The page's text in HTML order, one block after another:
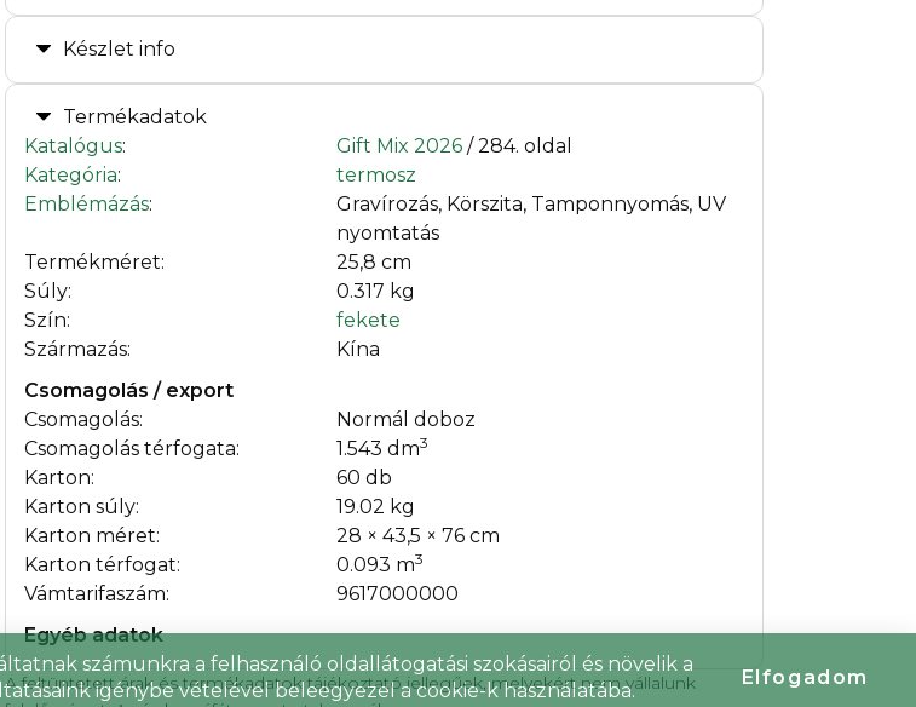
Készlet info
Termékadatok
Katalógus: Gift Mix 2026/ 284. oldal
Kategória:
termosz
Emblémázás:
Gravírozás, Körszita, Tamponnyomás, UV
nyomtatás
Termékméret:
25,8 cm
Súly:
0.317 kg
Szín:
fekete
Származás:
Kína
Csomagolás / export
Csomagolás:
Normál doboz
Csomagolás térfogata:
1.543 dm3
Karton:
60 db
Karton súly:
19.02 kg
Karton méret:
28 × 43,5 × 76 cm
Karton térfogat:
0.093 m3
Vámtarifaszám:
9617000000
Egyéb adatok
A feltüntetett árak és termékadatok tájékoztató jellegűek, melyekért nem vállalunk
számunkra a felhasználó oldallátogatási szokásairól és növelik a
igénybe vételével beleegyezel a cookie-k használatába.
Elfogadom